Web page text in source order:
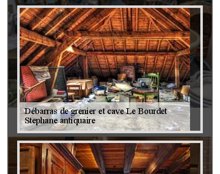
Brocanteur 79